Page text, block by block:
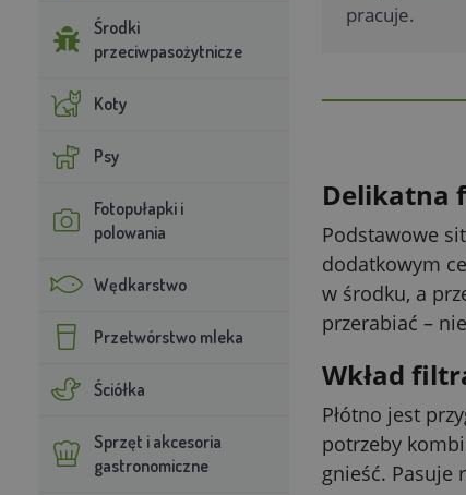
Środki
przeciwpasożytnicze
Koty
Psy
Fotopułapki i
polowania
Wędkarstwo
Przetwórstwo mleka
Ściółka
Sprzęt i akcesoria
gastronomiczne
pracuje.
Delikatna
Podstawowe
dodatkowym
w środku, a
przerabiać –
Wkład
Płótno jest
potrzeby
gnieść. Pasuje